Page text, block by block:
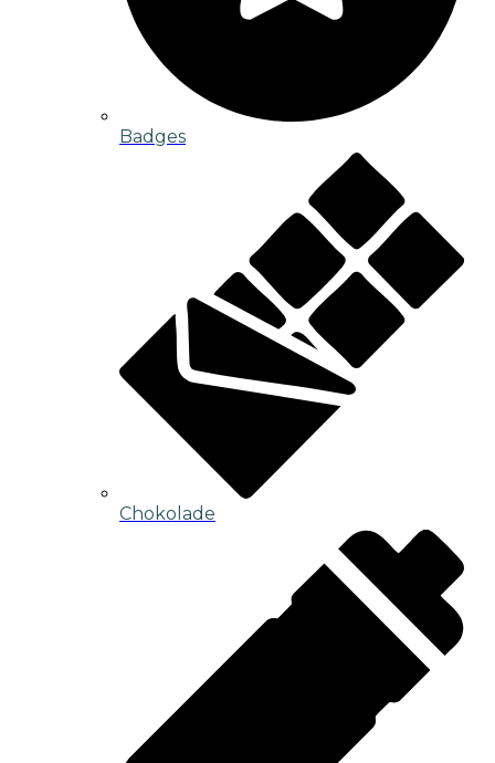
Badges
Chokolade